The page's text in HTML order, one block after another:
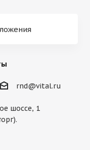
rnd@vital.ru
шоссе, 1